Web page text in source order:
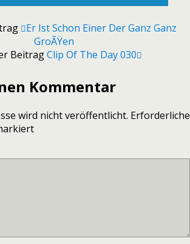
Er Ist Schon Einer Der Ganz Ganz
GroÃŸen
BeitragClip Of The Day 030
Kommentar
wird nicht veröffentlicht. Erforderliche